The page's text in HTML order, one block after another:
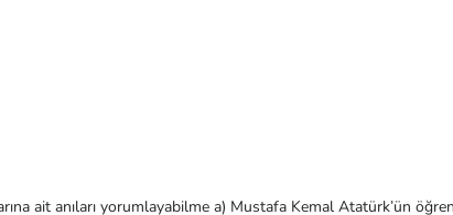
ait anıları yorumlayabilme a) Mustafa Kemal Atatürk’ün